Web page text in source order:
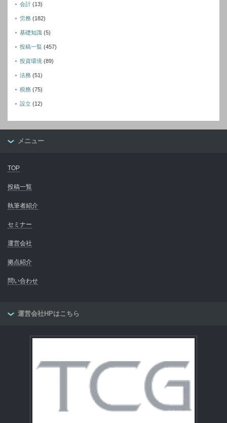
会計 (13)
労務 (182)
基礎知識 (5)
投稿一覧 (457)
投資環境 (89)
法務 (51)
税務 (75)
設立 (12)
メニュー
TOP
投稿一覧
執筆者紹介
セミナー
運営会社
拠点紹介
問い合わせ
運営会社HPはこちら